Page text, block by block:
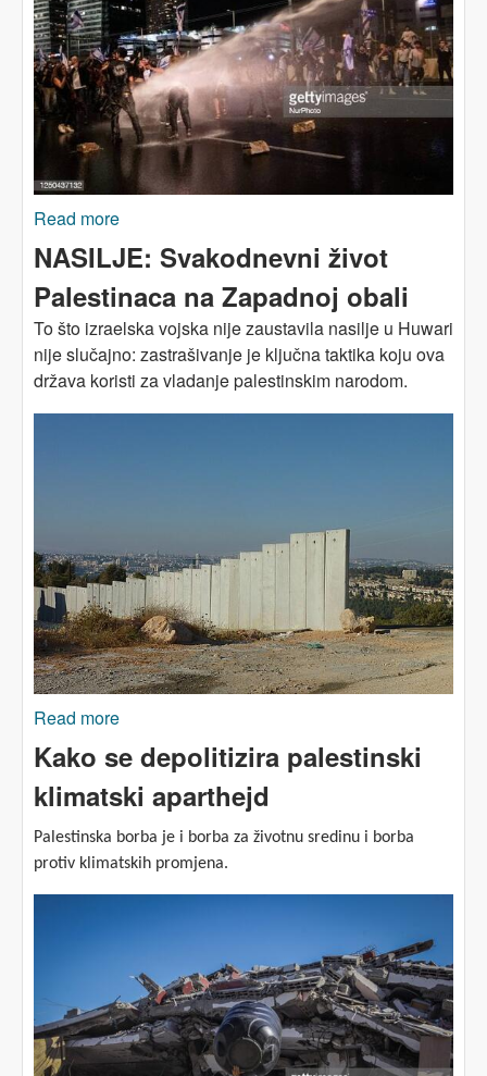
Read more
NASILJE: Svakodnevni život
Palestinaca na Zapadnoj obali
To što izraelska vojska nije zaustavila nasilje u Huwari
nije slučajno: zastrašivanje je ključna taktika koju ova
država koristi za vladanje palestinskim narodom.
Read more
na Zapadnoj obali
Kako se depolitizira palestinski
klimatski aparthejd
Palestinska borba je i borba za životnu sredinu i borba
protiv klimatskih promjena.